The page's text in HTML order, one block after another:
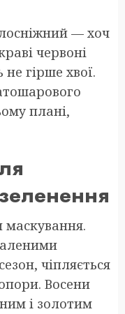
— хоч
червоні
гірше хвої.
плані,
чіпляється
Восени
і золотим